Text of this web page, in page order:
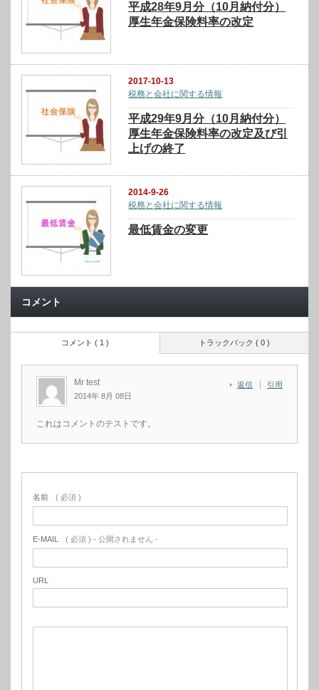
平成28年9月分（10月納付分）
厚生年金保険料率の改定
2017-10-13
税務と会社に関する情報
平成29年9月分（10月納付分）
厚生年金保険料率の改定及び引
上げの終了
2014-9-26
税務と会社に関する情報
最低賃金の変更
コメント
トラックバック ( 0 )
コメント ( 1 )
Mr test
2014年 8月 08日
返信 引用
これはコメントのテストです。
名前 ( 必須 )
E-MAIL ( 必須 ) - 公開されません -
URL